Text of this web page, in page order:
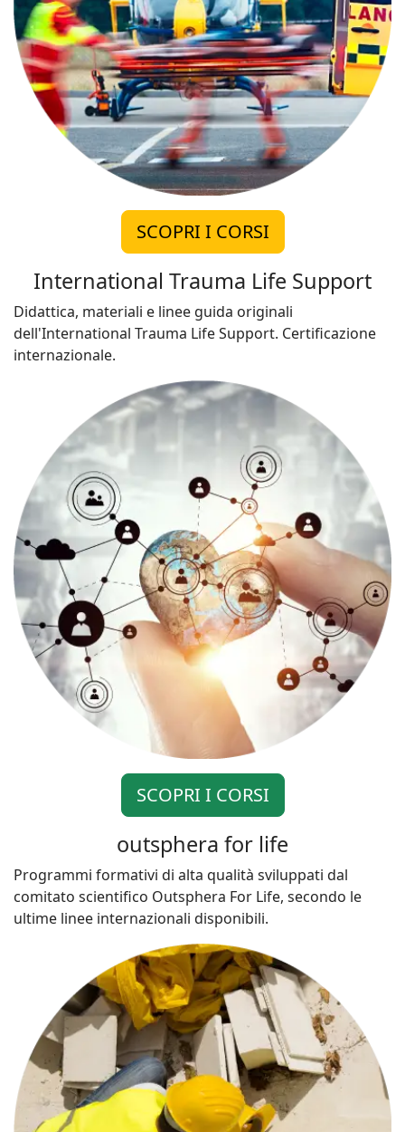
SCOPRI I CORSI
International Trauma Life Support
Didattica, materiali e linee guida originali
dell'International Trauma Life Support. Certificazione
internazionale.
SCOPRI I CORSI
outsphera for life
Programmi formativi di alta qualità sviluppati dal
comitato scientifico Outsphera For Life, secondo le
ultime linee internazionali disponibili.